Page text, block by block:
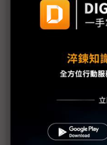
iPhone開賣首日熱潮
AI能為iPhone挹注多少
iPhone 16仍存3疑慮
AI功能推出慢半拍 恐